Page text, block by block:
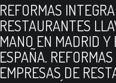
REFORMAS
RESTAURANTES
MANO EN MADRID Y
ESPAÑA.
EMPRESAS DE